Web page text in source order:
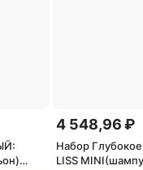
4 548,96 ₽
Набор
LISS